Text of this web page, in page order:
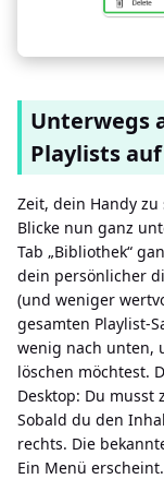
Unterwegs
Playlists
Zeit, dein Handy zu
Blicke nun ganz
Tab „Bibliothek“
dein persönlicher
(und weniger
gesamten Playlist-
wenig nach unten,
löschen möchtest.
Desktop: Du musst
Sobald du den
rechts. Die
Ein Menü